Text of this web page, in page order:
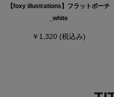
【foxy illustrations】フラットポーチ
_white
￥1,320 (税込み)